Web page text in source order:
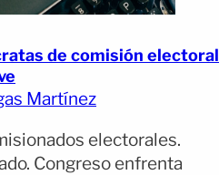
de comisión electoral
Martínez
electorales.
Congreso enfrenta